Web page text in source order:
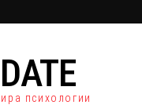
психологии